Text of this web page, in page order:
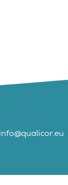
info@qualicor.eu